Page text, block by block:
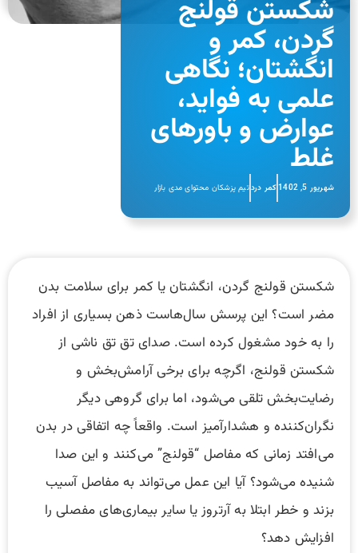
شکستن قولنج
گردن، کمر و
انگشتان؛ نگاهی
علمی به فواید،
عوارض و باورهای
غلط
شهریور 5, 1402 کمر دردتیم پزشکان محتوای مدی بازار
شکستن قولنج گردن، انگشتان یا کمر برای سلامت بدن
مضر است؟ این پرسش سال‌هاست ذهن بسیاری از افراد
را به خود مشغول کرده است. صدای تق تق ناشی از
شکستن قولنج، اگرچه برای برخی آرامش‌بخش و
رضایت‌بخش تلقی می‌شود، اما برای گروهی دیگر
نگران‌کننده و هشدارآمیز است. واقعاً چه اتفاقی در بدن
می‌افتد زمانی که مفاصل “قولنج” می‌کنند و این صدا
شنیده می‌شود؟ آیا این عمل می‌تواند به مفاصل آسیب
بزند و خطر ابتلا به آرتروز یا سایر بیماری‌های مفصلی را
افزایش دهد؟